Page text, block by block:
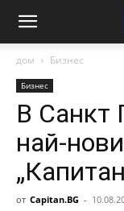
дом Бизнес
Бизнес
В Санкт
най-
от Capitan.BG -